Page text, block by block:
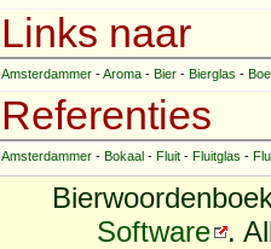
Links naar
Amsterdammer -Aroma - Bier - Bierglas -
Referenties
Amsterdammer - Bokaal - Fluit - Fluitglas -
Software .